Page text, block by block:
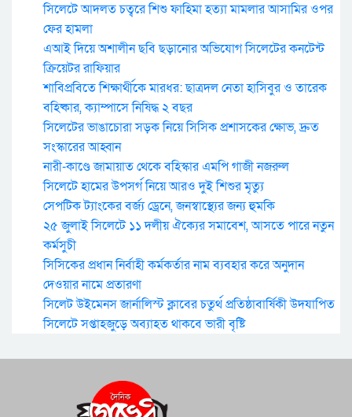
সিলেটে আদলত চত্বরে শিশু ফাহিমা হত্যা মামলার আসামির ওপর
ফের হামলা
এআই দিয়ে অশালীন ছবি ছড়ানোর অভিযোগ সিলেটের কনটেন্ট
ক্রিয়েটর রাফিয়ার
শাবিপ্রবিতে শিক্ষার্থীকে মারধর: ছাত্রদল নেতা হাসিবুর ও তারেক
বহিষ্কার, ক্যাম্পাসে নিষিদ্ধ ২ বছর
সিলেটের ভাঙাচোরা সড়ক নিয়ে সিসিক প্রশাসকের ক্ষোভ, দ্রুত
সংস্কারের আহ্বান
নারী-কাণ্ডে জামায়াত থেকে বহিস্কার এমপি গাজী নজরুল
সিলেটে হামের উপসর্গ নিয়ে আরও দুই শিশুর মৃত্যু
সেপটিক ট্যাংকের বর্জ্য ড্রেনে, জনস্বাস্থ্যের জন্য হুমকি
২৫ জুলাই সিলেটে ১১ দলীয় ঐক্যের সমাবেশ, আসতে পারে নতুন
কর্মসুচী
সিসিকের প্রধান নির্বাহী কর্মকর্তার নাম ব্যবহার করে অনুদান
দেওয়ার নামে প্রতারণা
সিলেট উইমেনস জার্নালিস্ট ক্লাবের চতুর্থ প্রতিষ্ঠাবার্ষিকী উদযাপিত
সিলেটে সপ্তাহজুড়ে অব্যাহত থাকবে ভারী বৃষ্টি